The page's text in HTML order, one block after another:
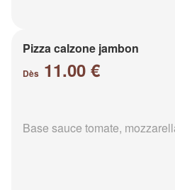
Pizza calzone jambon
Dès 11.00 €
Base sauce tomate,